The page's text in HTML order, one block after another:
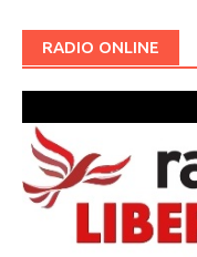
RADIO ONLINE